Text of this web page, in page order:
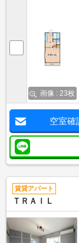
画像 : 23枚
空室確
賃貸アパート
ＴＲＡＩＬ